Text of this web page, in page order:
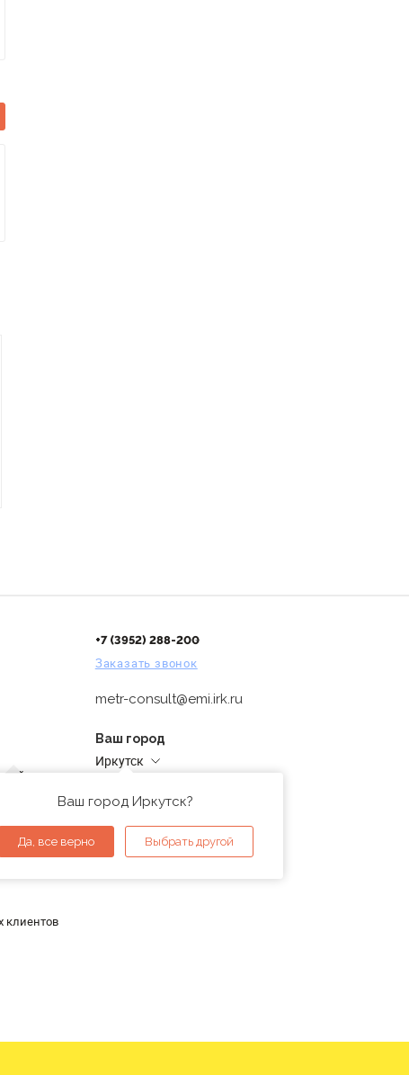
клиентов
+7 (3952) 288-200
Заказать звонок
metr-consult@emi.irk.ru
Ваш город
Иркутск
Ваш город Иркутск?
Да, все верно Выбрать другой